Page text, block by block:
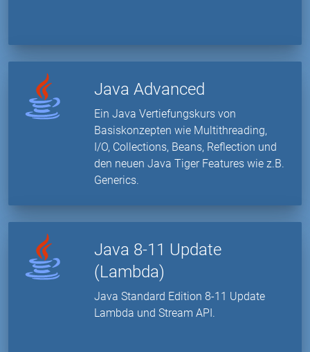
Java Advanced
Ein Java Vertiefungskurs von
Basiskonzepten wie Multithreading,
I/O, Collections, Beans, Reflection und
den neuen Java Tiger Features wie z.B.
Generics.
Java 8-11 Update
(Lambda)
Java Standard Edition 8-11 Update
Lambda und Stream API.